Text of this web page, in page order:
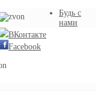
Будь с
нами
ВКонтакте
Facebook